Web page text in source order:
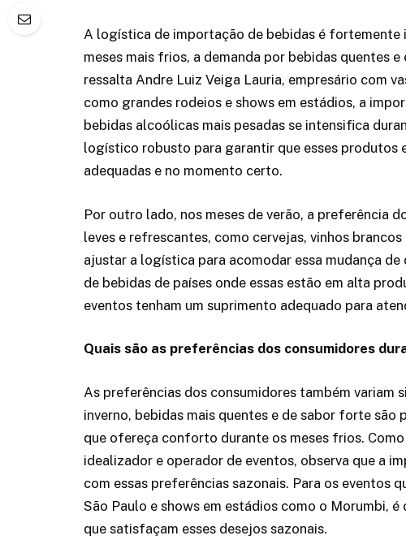
A logística de importação de bebidas é fortemente
meses mais frios, a demanda por bebidas quentes
ressalta Andre Luiz Veiga Lauria, empresário com
como grandes rodeios e shows em estádios, a
bebidas alcoólicas mais pesadas se intensifica
logístico robusto para garantir que esses produtos
adequadas e no momento certo.
Por outro lado, nos meses de verão, a preferência
leves e refrescantes, como cervejas, vinhos
ajustar a logística para acomodar essa mudança
de bebidas de países onde essas estão em alta
eventos tenham um suprimento adequado para
Quais são as preferências dos consumidores
As preferências dos consumidores também variam
inverno, bebidas mais quentes e de sabor forte
que ofereça conforto durante os meses frios.
idealizador e operador de eventos, observa que a
com essas preferências sazonais. Para os eventos
São Paulo e shows em estádios como o Morumbi,
que satisfaçam esses desejos sazonais.